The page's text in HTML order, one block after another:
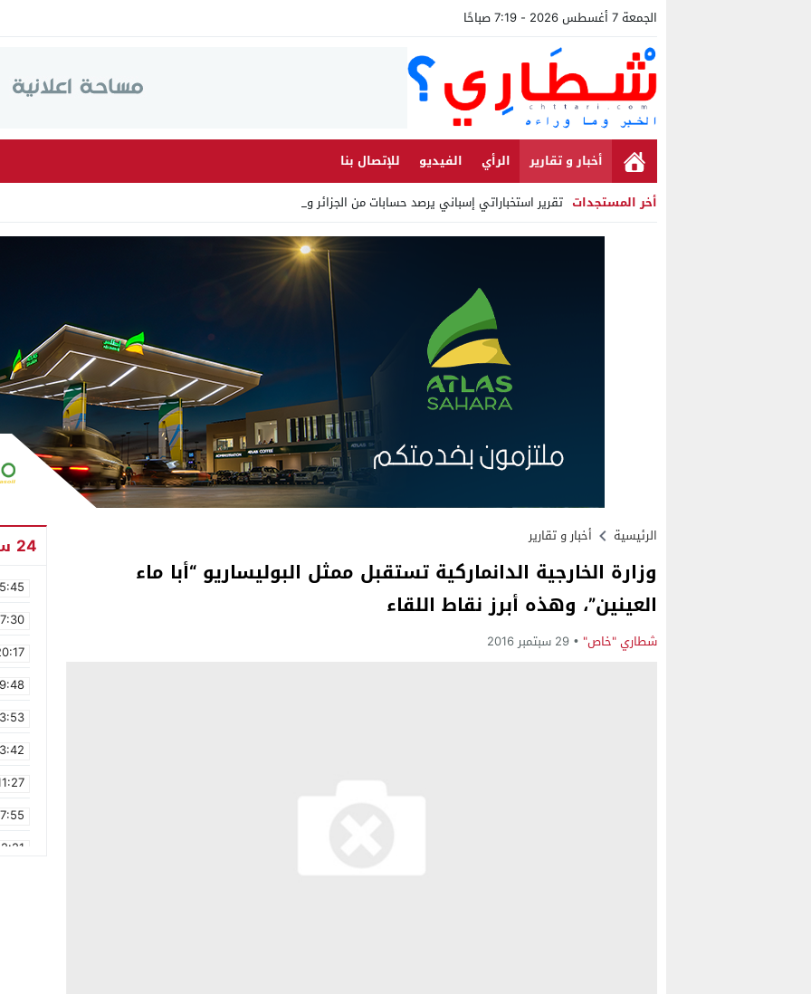
الجمعة 7 أغسطس 2026 - 7:19 صباحًا
أخبار و تقارير الرأي الفيديو
للإتصال بنا
أخر المستجدات تقرير استخباراتي إسباني يرصد حسابات من الجزائر وأرقاما بـ _
Stop
الرئيسية أخبار و تقارير
وزارة الخارجية الدانماركية تستقبل ممثل البوليساريو “أبا ماء
العينين”، وهذه أبرز نقاط اللقاء
شطاري "خاص" 29 سبتمبر 2016
24 ساعة